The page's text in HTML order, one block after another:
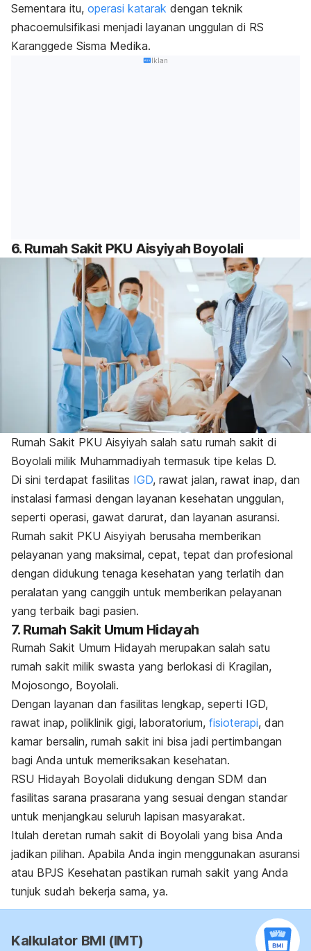
Sementara itu, operasi katarak dengan teknik
phacoemulsifikasi menjadi layanan unggulan di RS
Karanggede Sisma Medika.
Iklan
6. Rumah Sakit PKU Aisyiyah Boyolali
Rumah Sakit PKU Aisyiyah salah satu rumah sakit di
Boyolali milik Muhammadiyah termasuk tipe kelas D.
Di sini terdapat fasilitas IGD, rawat jalan, rawat inap, dan
instalasi farmasi dengan layanan kesehatan unggulan,
seperti operasi, gawat darurat, dan layanan asuransi.
Rumah sakit PKU Aisyiyah berusaha memberikan
pelayanan yang maksimal, cepat, tepat dan profesional
dengan didukung tenaga kesehatan yang terlatih dan
peralatan yang canggih untuk memberikan pelayanan
yang terbaik bagi pasien.
7. Rumah Sakit Umum Hidayah
Rumah Sakit Umum Hidayah merupakan salah satu
rumah sakit milik swasta yang berlokasi di Kragilan,
Mojosongo, Boyolali.
Dengan layanan dan fasilitas lengkap, seperti IGD,
rawat inap, poliklinik gigi, laboratorium, fisioterapi, dan
kamar bersalin, rumah sakit ini bisa jadi pertimbangan
bagi Anda untuk memeriksakan kesehatan.
RSU Hidayah Boyolali didukung dengan SDM dan
fasilitas sarana prasarana yang sesuai dengan standar
untuk menjangkau seluruh lapisan masyarakat.
Itulah deretan rumah sakit di Boyolali yang bisa Anda
jadikan pilihan. Apabila Anda ingin menggunakan asuransi
atau BPJS Kesehatan pastikan rumah sakit yang Anda
tunjuk sudah bekerja sama, ya.
Kalkulator BMI (IMT)